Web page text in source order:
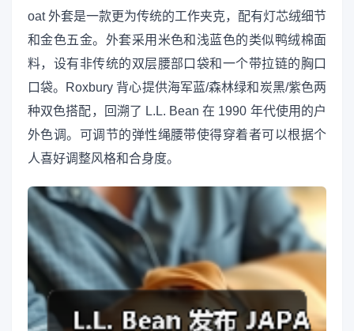
oat 外套是一款更为传统的工作夹克，配有灯芯绒细节
和金色五金。外套采用米色和浅蓝色的类似鸭绒棉面
料，设有非传统的双层腰部口袋和一个带拉链的胸口
口袋。Roxbury 背心提供海军蓝/森林绿和炭黑/紫色两
种双色搭配，回溯了 L.L. Bean 在 1990 年代使用的户
外色调。可调节的弹性绳腰带使得穿着者可以根据个
人喜好调整风格和合身度。